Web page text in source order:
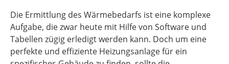
Die Ermittlung des Wärmebedarfs ist eine komplexe
Aufgabe, die zwar heute mit Hilfe von Software und
Tabellen zügig erledigt werden kann. Doch um eine
perfekte und effiziente Heizungsanlage für ein